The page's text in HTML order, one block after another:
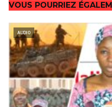
VOUS POURRIEZ
AUDIO